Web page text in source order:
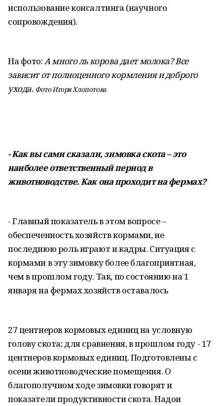
использование консалтинга (научного
сопровождения).
На фото:А много ль корова дает молока? Все
зависит от полноценного кормления и доброго
ухода. Фото Игоря Хлопотова
- Как вы сами сказали, зимовка скота – это
наиболее ответственный период в
животноводстве. Как она проходит на фермах?
- Главный показатель в этом вопросе –
обеспеченность хозяйств кормами, не
последнюю роль играют и кадры. Ситуация с
кормами в эту зимовку более благоприятная,
чем в прошлом году. Так, по состоянию на 1
января на фермах хозяйств оставалось
27 центнеров кормовых единиц на условную
голову скота; для сравнения, в прошлом году - 17
центнеров кормовых единиц. Подготовлены с
осени животноводческие помещения. О
благополучном ходе зимовки говорят и
показатели продуктивности скота. Надои